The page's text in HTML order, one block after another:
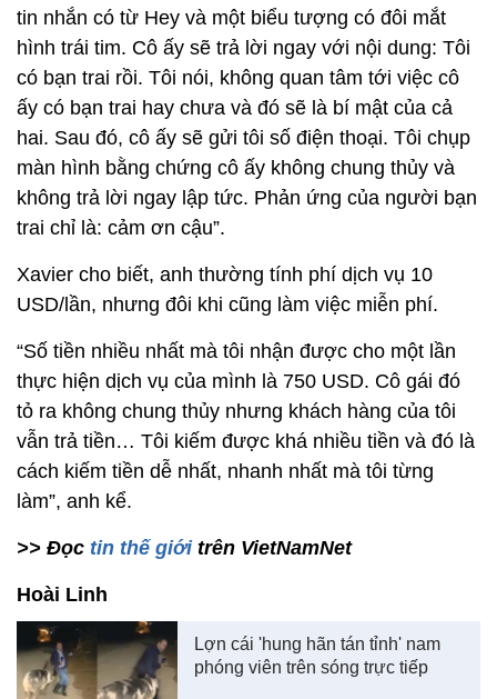
tin nhắn có từ Hey và một biểu tượng có đôi mắt
hình trái tim. Cô ấy sẽ trả lời ngay với nội dung: Tôi
có bạn trai rồi. Tôi nói, không quan tâm tới việc cô
ấy có bạn trai hay chưa và đó sẽ là bí mật của cả
hai. Sau đó, cô ấy sẽ gửi tôi số điện thoại. Tôi chụp
màn hình bằng chứng cô ấy không chung thủy và
không trả lời ngay lập tức. Phản ứng của người bạn
trai chỉ là: cảm ơn cậu”.
Xavier cho biết, anh thường tính phí dịch vụ 10
USD/lần, nhưng đôi khi cũng làm việc miễn phí.
“Số tiền nhiều nhất mà tôi nhận được cho một lần
thực hiện dịch vụ của mình là 750 USD. Cô gái đó
tỏ ra không chung thủy nhưng khách hàng của tôi
vẫn trả tiền… Tôi kiếm được khá nhiều tiền và đó là
cách kiếm tiền dễ nhất, nhanh nhất mà tôi từng
làm”, anh kể.
>> Đọc tin thế giới trên VietNamNet
Hoài Linh
Lợn cái 'hung hãn tán tỉnh' nam
phóng viên trên sóng trực tiếp